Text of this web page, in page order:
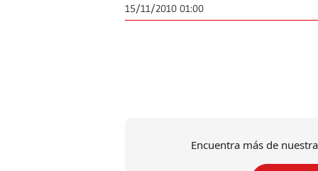
15/11/2010 01:00
Encuentra más de